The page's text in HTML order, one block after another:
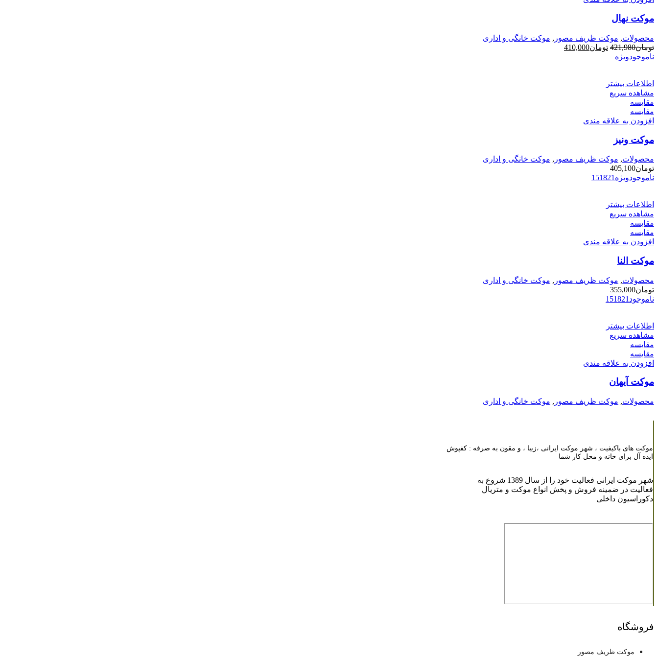
موکت نهال
محصولات, موکت ظریف مصور , موکت خانگی و اداری
تومان421,980 قیمت
تومان410,000قیمت
ناموجودویژه
اطلاعات بیشتر
مشاهده سریع
مقایسه
مقایسه
افزودن به علاقه مندی
موکت ونیز
محصولات, موکت ظریف مصور , موکت خانگی و اداری
تومان405,100
ناموجودویژه 151821
اطلاعات بیشتر
مشاهده سریع
مقایسه
مقایسه
افزودن به علاقه مندی
موکت النا
محصولات, موکت ظریف مصور , موکت خانگی و اداری
تومان355,000
ناموجود
151821
اطلاعات بیشتر
مشاهده سریع
مقایسه
مقایسه
افزودن به علاقه مندی
موکت آیهان
محصولات, موکت ظریف مصور , موکت خانگی و اداری
موکت های باکیفیت ، شهر موکت ایرانی ،زیبا ، و مقون به صرفه : کفپوش
ایده آل برای خانه و محل کار شما
شهر موکت ایرانی فعالیت خود را از سال 1389 شروع به
فعالیت در ضمینه فروش و پخش انواع موکت و متریال
دکوراسیون داخلی
فروشگاه
موکت ظریف مصور